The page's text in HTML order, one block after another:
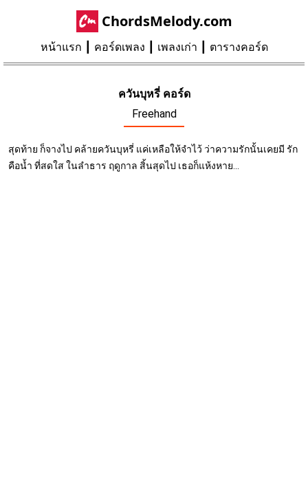
ChordsMelody.com
หน้าแรก คอร์ดเพลง เพลงเก่า ตารางคอร์ด
ควันบุหรี่ คอร์ด
Freehand
สุดท้าย ก็จางไป คล้ายควันบุหรี่ แค่เหลือให้จำไว้ ว่าความรักนั้นเคยมี รัก
คือน้ำ ที่สดใส ในลำธาร ฤดูกาล สิ้นสุดไป เธอก็แห้งหาย...